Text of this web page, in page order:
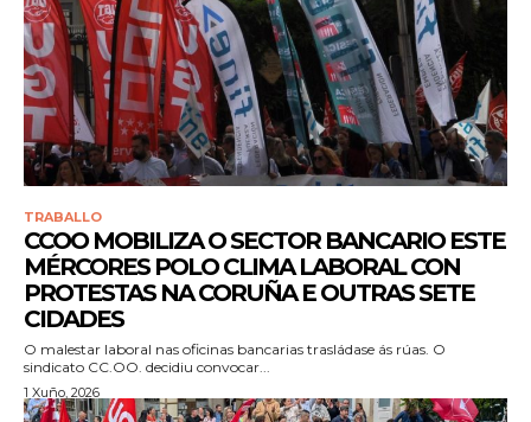
TRABALLO
CCOO MOBILIZA O SECTOR BANCARIO ESTE
MÉRCORES POLO CLIMA LABORAL CON
PROTESTAS NA CORUÑA E OUTRAS SETE
CIDADES
O malestar laboral nas oficinas bancarias trasládase ás rúas. O
sindicato CC.OO. decidiu convocar...
1 Xuño, 2026